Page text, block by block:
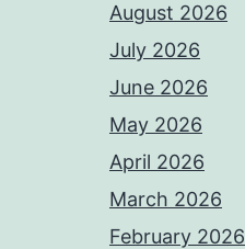
August 2026
July 2026
June 2026
May 2026
April 2026
March 2026
February 2026